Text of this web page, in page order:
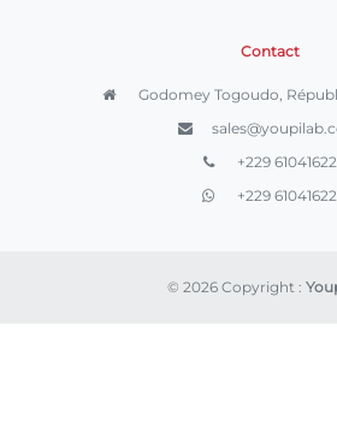
Contact
Godomey Togoudo,
+229 61041622
+229 61041622
© 2026 Copyright :